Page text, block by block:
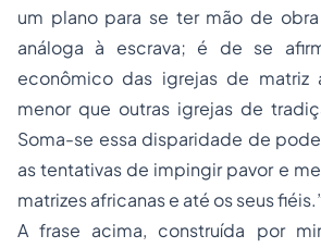
um plano para se ter mão de
análoga à escrava; é de se
econômico das igrejas de matriz
menor que outras igrejas de
Soma-se essa disparidade de
as tentativas de impingir pavor e
matrizes africanas e até os seus
A frase acima, construída por